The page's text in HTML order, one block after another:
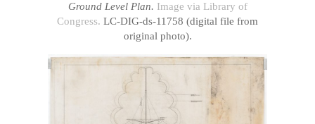
Ground Level Plan. Image via Library of
Congress. LC-DIG-ds-11758 (digital file from
original photo).